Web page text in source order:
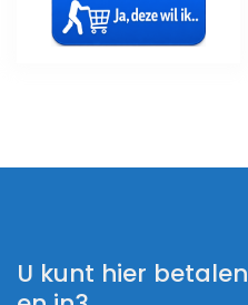
U kunt hier betalen